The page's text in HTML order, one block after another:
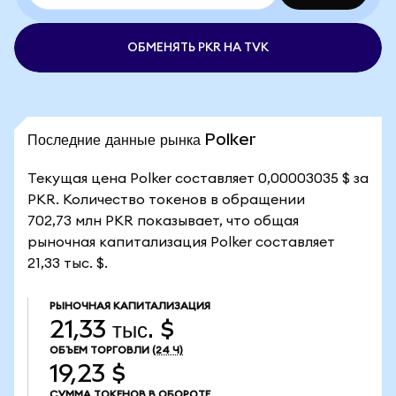
ОБМЕНЯТЬ PKR НА TVK
Последние данные рынка Polker
Текущая цена Polker составляет 0,00003035 $ за
PKR. Количество токенов в обращении
702,73 млн PKR показывает, что общая
рыночная капитализация Polker составляет
21,33 тыс. $.
РЫНОЧНАЯ КАПИТАЛИЗАЦИЯ
21,33 тыс. $
ОБЪЕМ ТОРГОВЛИ (24 Ч)
19,23 $